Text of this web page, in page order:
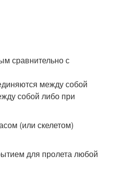
сравнительно с
между собой
собой либо при
(или скелетом)
для пролета любой